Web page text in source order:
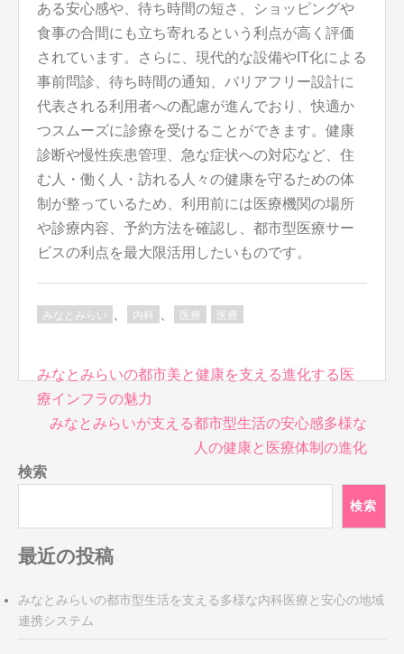
ある安心感や、待ち時間の短さ、ショッピングや
食事の合間にも立ち寄れるという利点が高く評価
されています。さらに、現代的な設備やIT化による
事前問診、待ち時間の通知、バリアフリー設計に
代表される利用者への配慮が進んでおり、快適か
つスムーズに診療を受けることができます。健康
診断や慢性疾患管理、急な症状への対応など、住
む人・働く人・訪れる人々の健康を守るための体
制が整っているため、利用前には医療機関の場所
や診療内容、予約方法を確認し、都市型医療サー
ビスの利点を最大限活用したいものです。
みなとみらい 内科 医療 医療
投
稿
ナ
ゲ
ー
ョ
ン
みなとみらいの都市美と健康を支える進化する医
療インフラの魅力
みなとみらいが支える都市型生活の安心感多様な
人の健康と医療体制の進化
検索
検索
最近の投稿
みなとみらいの都市型生活を支える多様な内科医療と安心の地域
連携システム